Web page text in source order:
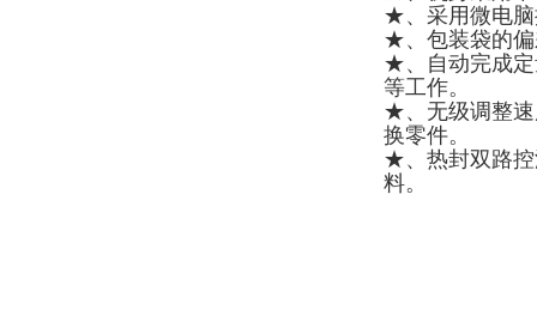
★、采用微电脑
★、包装袋的偏
★、自动完成定
等工作。
★、无级调整速
换零件。
★、热封双路控
料。